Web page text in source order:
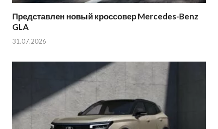
Представлен новый кроссовер Mercedes-Benz
GLA
31.07.2026